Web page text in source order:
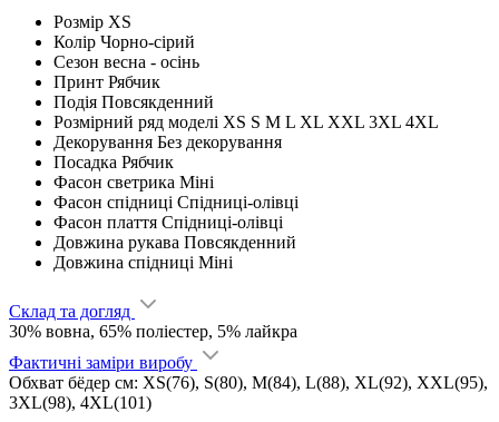
Розмір XS
Колір Чорно-сірий
Сезон весна - ocінь
Принт Рябчик
Подія Повсякденний
Розмірний ряд моделі XS S M L XL XXL 3XL 4XL
Декорування Без декорування
Посадка Рябчик
Фасон светрика Міні
Фасон спідниці Спідниці-олівці
Фасон плаття Спідниці-олівці
Довжина рукава Повсякденний
Довжина спідниці Міні
Склад та догляд
30% вовна, 65% поліестер, 5% лайкра
Фактичні заміри виробу
Обхват бёдер см: XS(76), S(80), M(84), L(88), XL(92), XXL(95),
3XL(98), 4XL(101)